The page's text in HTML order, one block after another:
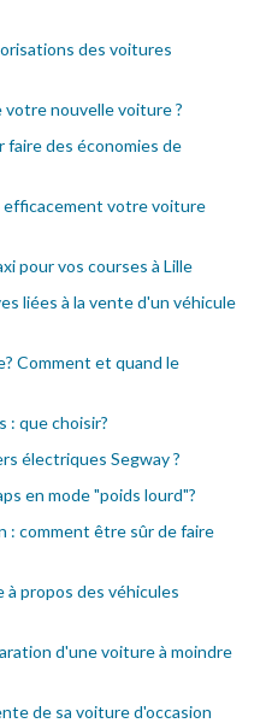
des voitures
nouvelle voiture ?
des économies de
votre voiture
pour vos courses à Lille
liées à la vente d'un véhicule
Comment et quand le
: que choisir?
électriques Segway ?
en mode "poids lourd"?
: comment être sûr de faire
propos des véhicules
d'une voiture à moindre
de sa voiture d'occasion